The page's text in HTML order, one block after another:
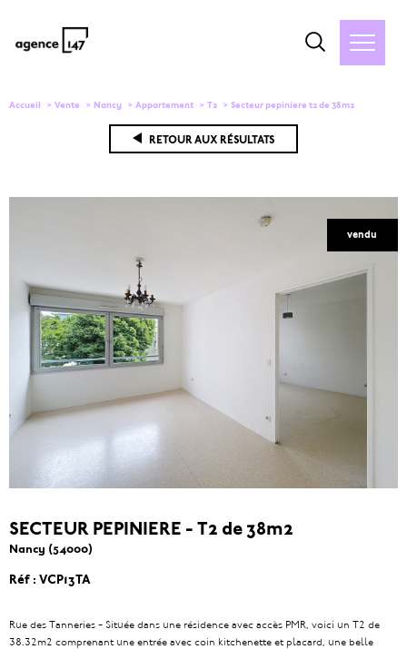
Accueil Vente Nancy Appartement T2 Secteur pepiniere t2 de 38m2
RETOUR AUX RÉSULTATS
vendu
SECTEUR PEPINIERE - T2 de 38m2
Nancy (54000)
Réf : VCP13TA
Rue des Tanneries - Située dans une résidence avec accès PMR, voici un T2 de
38.32m2 comprenant une entrée avec coin kitchenette et placard, une belle